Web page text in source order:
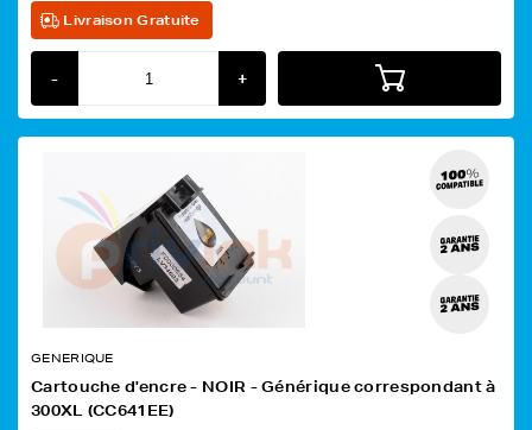
Livraison Gratuite
- +
GENERIQUE
Cartouche d'encre - NOIR - Générique correspondant à
300XL (CC641EE)